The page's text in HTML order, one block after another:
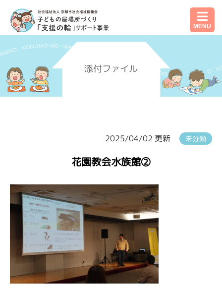
MENU
添付ファイル
2025/04/02 更新 未分類
花園教会水族館②